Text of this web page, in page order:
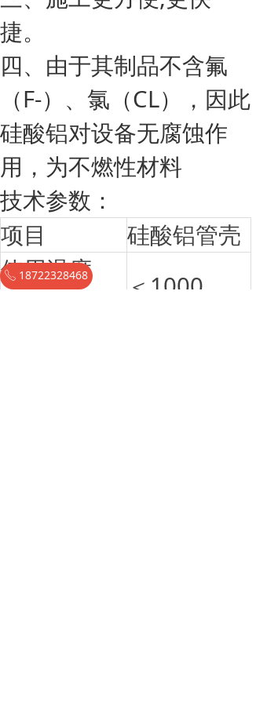
捷。
四、由于其制品不含氟
（F-）、氯（CL），因此
硅酸铝对设备无腐蚀作
用，为不燃性材料
技术参数：
项目
硅酸铝管壳
使用温度
＜1000
ꂅ 18722328468